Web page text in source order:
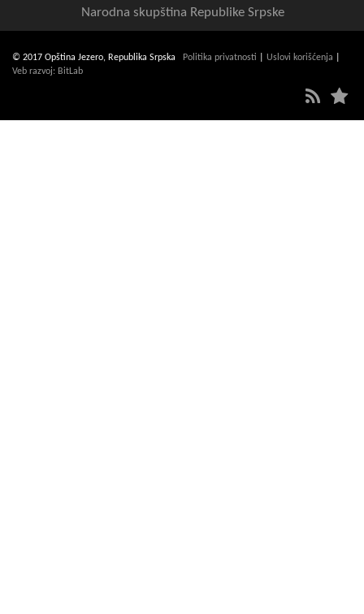
Narodna skupština Republike Srpske
© 2017 Opština Jezero, Republika Srpska Politika privatnosti Uslovi korišćenja
Veb razvoj: BitLab